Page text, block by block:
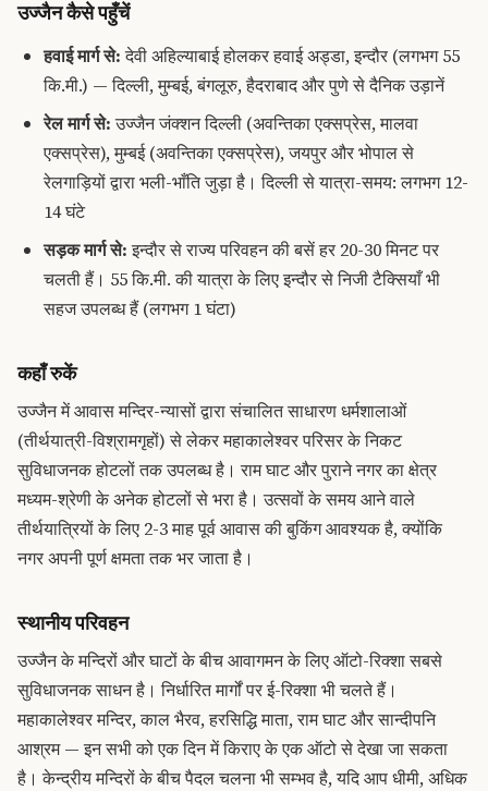
उज्जैन कैसे पहुँचें
हवाई मार्ग से:देवी अहिल्याबाई होलकर हवाई अड्डा, इन्दौर (लगभग 55
कि.मी.) — दिल्ली, मुम्बई, बंगलूरु, हैदराबाद और पुणे से दैनिक उड़ानें
रेल मार्ग से:उज्जैन जंक्शन दिल्ली (अवन्तिका एक्सप्रेस, मालवा
एक्सप्रेस), मुम्बई (अवन्तिका एक्सप्रेस), जयपुर और भोपाल से
रेलगाड़ियों द्वारा भली-भाँति जुड़ा है। दिल्ली से यात्रा-समय: लगभग 12-
14 घंटे
सड़क मार्ग से:इन्दौर से राज्य परिवहन की बसें हर 20-30 मिनट पर
चलती हैं। 55 कि.मी. की यात्रा के लिए इन्दौर से निजी टैक्सियाँ भी
सहज उपलब्ध हैं (लगभग 1 घंटा)
कहाँ रुकें
उज्जैन में आवास मन्दिर-न्यासों द्वारा संचालित साधारण धर्मशालाओं
(तीर्थयात्री-विश्रामगृहों) से लेकर महाकालेश्वर परिसर के निकट
सुविधाजनक होटलों तक उपलब्ध है। राम घाट और पुराने नगर का क्षेत्र
मध्यम-श्रेणी के अनेक होटलों से भरा है। उत्सवों के समय आने वाले
तीर्थयात्रियों के लिए 2-3 माह पूर्व आवास की बुकिंग आवश्यक है, क्योंकि
नगर अपनी पूर्ण क्षमता तक भर जाता है।
स्थानीय परिवहन
उज्जैन के मन्दिरों और घाटों के बीच आवागमन के लिए ऑटो-रिक्शा सबसे
सुविधाजनक साधन है। निर्धारित मार्गों पर ई-रिक्शा भी चलते हैं।
महाकालेश्वर मन्दिर, काल भैरव, हरसिद्धि माता, राम घाट और सान्दीपनि
आश्रम — इन सभी को एक दिन में किराए के एक ऑटो से देखा जा सकता
है। केन्द्रीय मन्दिरों के बीच पैदल चलना भी सम्भव है, यदि आप धीमी, अधिक